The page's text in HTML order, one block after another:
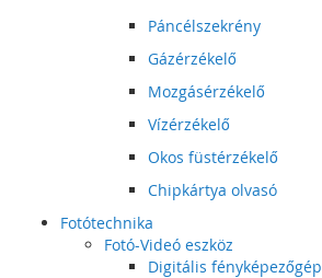
Páncélszekrény
Gázérzékelő
Mozgásérzékelő
Vízérzékelő
Okos füstérzékelő
Chipkártya olvasó
Fotótechnika
Fotó-Videó eszköz
Digitális fényképezőgép